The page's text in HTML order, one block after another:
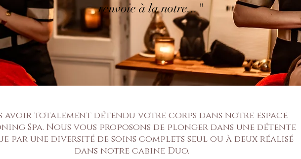
renvoie à la notre..."
avoir totalement détendu votre corps dans notre espace
Spa. Nous vous proposons de plonger dans une détente
par une diversité de soins complets seul ou à deux réalisé
dans notre cabine Duo.